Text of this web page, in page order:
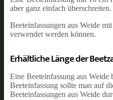
aber ganz einfach überschreiten.
Beeteinfassungen aus Weide
verwendet werden können.
Erhältliche Länge der
Eine Beeteinfassung aus
Beeteinfassung sollte man auf
Beeteinfassungen aus Weide